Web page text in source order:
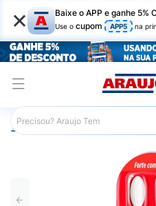
× Baixe o APP e ganhe 5%
Use o cupom APP5 na
Araujo Medicamentos